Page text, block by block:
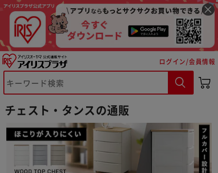
ログイン/会員情報
チェスト・タンスの通販